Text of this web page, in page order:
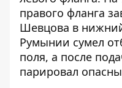
правого фланга
Шевцова в
Румынии сумел
поля, а после
парировал